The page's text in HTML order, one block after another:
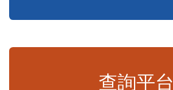
查詢平台